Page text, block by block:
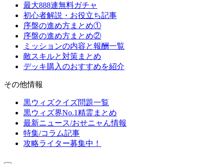
最大888連無料ガチャ
初心者解説・お役立ち記事
序盤の進め方まとめ①
序盤の進め方まとめ②
ミッションの内容と報酬一覧
敵スキルと対策まとめ
デッキ購入のおすすめを紹介
その他情報
黒ウィズクイズ問題一覧
黒ウィズ界No.1精霊まとめ
最新ニュース/おせニャん情報
特集/コラム記事
攻略ライター募集中！